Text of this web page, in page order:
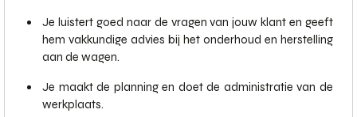
Je luistert goed naar de vragen van jouw klant en geeft
hem vakkundige advies bij het onderhoud en herstelling
aan de wagen.
Je maakt de planning en doet de administratie van de
werkplaats.